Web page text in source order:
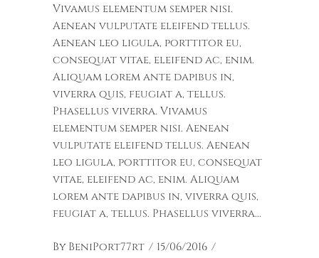
Vivamus elementum semper nisi.
Aenean vulputate eleifend tellus.
Aenean leo ligula, porttitor eu,
consequat vitae, eleifend ac, enim.
Aliquam lorem ante dapibus in,
viverra quis, feugiat a, tellus.
Phasellus viverra. Vivamus
elementum semper nisi. Aenean
vulputate eleifend tellus. Aenean
leo ligula, porttitor eu, consequat
vitae, eleifend ac, enim. Aliquam
lorem ante dapibus in, viverra quis,
feugiat a, tellus. Phasellus viverra
ByBeniPort77rt
15/06/2016